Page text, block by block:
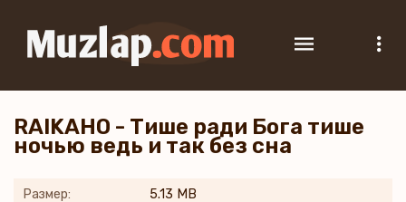
RAIKAHO - Тише ради Бога тише
ночью ведь и так без сна
Размер: 5.13 MB